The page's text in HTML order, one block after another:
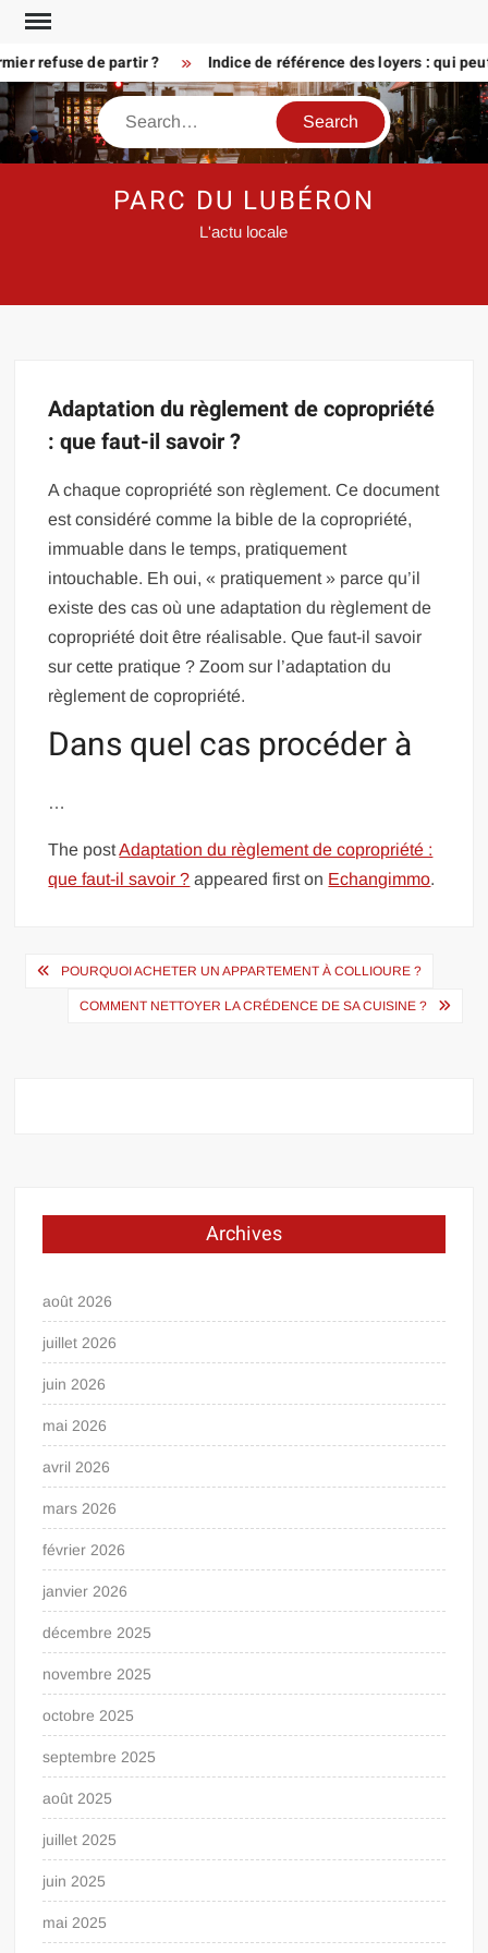
Skip
contentrefuse de partir ? Indice de référence des loyers : qui
Search
PARC DU LUBÉRON
L'actu locale
Adaptation du règlement de copropriété
: que faut-il savoir ?
A chaque copropriété son règlement. Ce document
est considéré comme la bible de la copropriété,
immuable dans le temps, pratiquement
intouchable. Eh oui, « pratiquement » parce qu’il
existe des cas où une adaptation du règlement de
copropriété doit être réalisable. Que faut-il savoir
sur cette pratique ? Zoom sur l’adaptation du
règlement de copropriété.
Dans quel cas procéder à
…
The postAdaptation du règlement de copropriété :
que faut-il savoir ? appeared first on Echangimmo.
Navigation
POURQUOI ACHETER UN APPARTEMENT À COLLIOURE ?
COMMENT NETTOYER LA CRÉDENCE DE SA CUISINE ?
Archives
août 2026
juillet 2026
juin 2026
mai 2026
avril 2026
mars 2026
février 2026
janvier 2026
décembre 2025
novembre 2025
octobre 2025
septembre 2025
août 2025
juillet 2025
juin 2025
mai 2025